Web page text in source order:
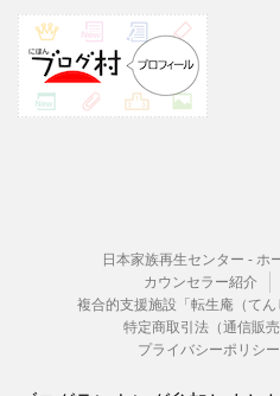
日本家族再生センター - ホ
カウンセラー紹介
複合的支援施設「転生庵（てん
特定商取引法（通信販
プライバシーポリシー